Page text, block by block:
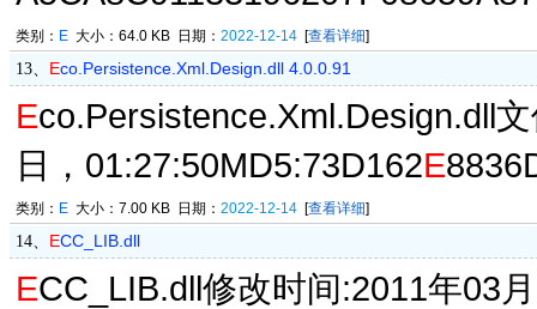
类别： E 大小：64.0 KB 日期： 2022-12-14 [查看详细]
13、 Eco.Persistence.Xml.Design.dll 4.0.0.91
Eco.Persistence.Xml.Design.dll
日，01:27:50MD5:73D162E
类别： E 大小：7.00 KB 日期： 2022-12-14 [查看详细]
14、 ECC_LIB.dll
ECC_LIB.dll修改时间:2011年03